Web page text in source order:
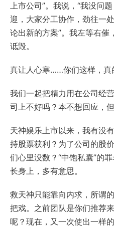
上市公司”。我说，“我没问
迎，大家分工协作，劲往一
论出新的方案”。我左等右催
诋毁。
真让人心寒……你们这样，真
我们一起把精力用在公司经
司上不好吗？本不想回应，
天神娱乐上市以来，我有没
持股票获利？为了公司的股
们心里没数？“中饱私囊”的
长身上，多有意思。
救天神只能靠向内求，所谓
把戏。之前团队是你们推荐
呢？现在，又一次使出一样